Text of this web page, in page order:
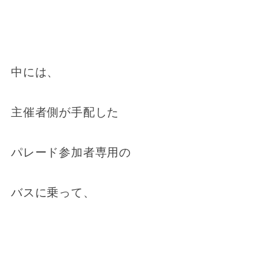
中には、
主催者側が手配した
パレード参加者専用の
バスに乗って、